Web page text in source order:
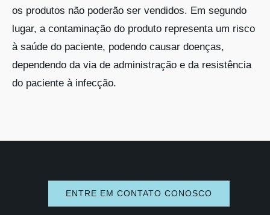
os produtos não poderão ser vendidos. Em segundo
lugar, a contaminação do produto representa um risco
à saúde do paciente, podendo causar doenças,
dependendo da via de administração e da resistência
do paciente à infecção.
ENTRE EM CONTATO CONOSCO